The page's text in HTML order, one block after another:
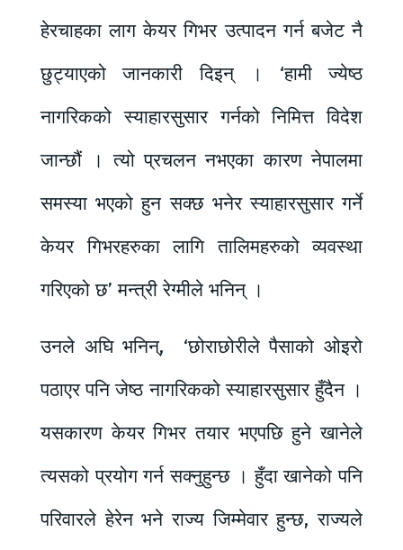
हेरचाहका लाग केयर गिभर उत्पादन गर्न बजेट नै
छुट्याएको जानकारी दिइन् । ‘हामी ज्येष्ठ
नागरिकको स्याहारसुसार गर्नको निमित्त विदेश
जान्छौं । त्यो प्रचलन नभएका कारण नेपालमा
समस्या भएको हुन सक्छ भनेर स्याहारसुसार गर्ने
केयर गिभरहरुका लागि तालिमहरुको व्यवस्था
गरिएको छ’ मन्त्री रेग्मीले भनिन् ।
उनले अघि भनिन्, ‘छोराछोरीले पैसाको ओइरो
पठाएर पनि जेष्ठ नागरिकको स्याहारसुसार हुँदैन ।
यसकारण केयर गिभर तयार भएपछि हुने खानेले
त्यसको प्रयोग गर्न सक्नुहुन्छ । हुँदा खानेको पनि
परिवारले हेरेन भने राज्य जिम्मेवार हुन्छ, राज्यले